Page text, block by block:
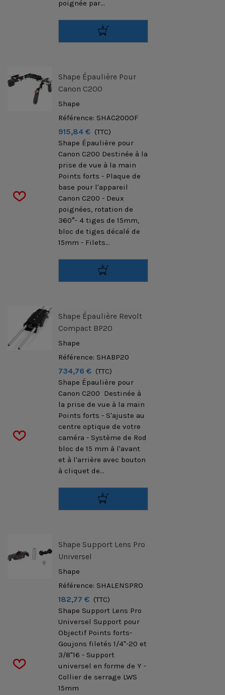
poignée par...
Shape Épaulière Pour
Canon C200
Shape
Référence: SHAC200OF
915,84 € (TTC)
Shape Épaulière pour
Canon C200 Destinée à la
prise de vue à la main
Points forts - Plaque de
base pour l'appareil
Canon C200 - Deux
poignées, rotation de
360°- 4 tiges de 15mm,
bloc de tiges décalé de
15mm - Filets...
Shape Épaulière Revolt
Compact BP20
Shape
Référence: SHABP20
734,76 € (TTC)
Shape Épaulière pour
Canon C200 Destinée à
la prise de vue à la main
Points forts - S'ajuste au
centre optique de votre
caméra - Système de Rod
bloc de 15 mm à l'avant
et à l'arrière avec bouton
à cliquet de...
Shape Support Lens Pro
Universel
Shape
Référence: SHALENSPRO
182,77 € (TTC)
Shape Support Lens Pro
Universel Support pour
Objectif Points forts-
Goujons filetés 1/4"-20 et
3/8"16 - Support
universel en forme de Y -
Collier de serrage LWS
15mm